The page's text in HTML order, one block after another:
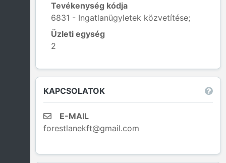
Tevékenység kódja
6831 - Ingatlanügyletek közvetítése;
Üzleti egység
2
KAPCSOLATOK
E-MAIL
forestlanekft@gmail.com